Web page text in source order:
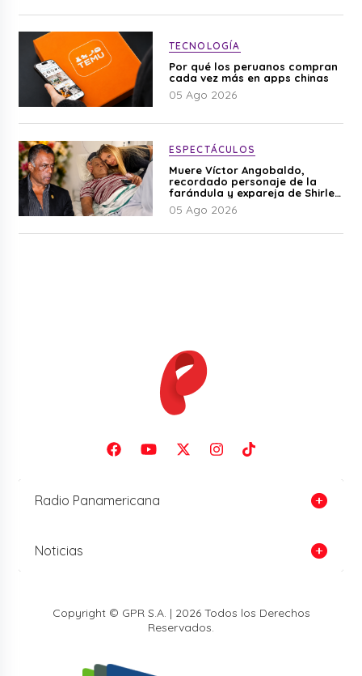
TECNOLOGÍA
Por qué los peruanos compran
cada vez más en apps chinas
05 Ago 2026
ESPECTÁCULOS
Muere Víctor Angobaldo,
recordado personaje de la
farándula y expareja de Shirley
Cherres
05 Ago 2026
Radio Panamericana
Noticias
Copyright © GPR S.A. | 2026 Todos los Derechos
Reservados.